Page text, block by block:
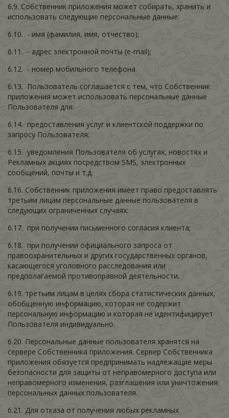
6.9. Собственник приложения может собирать, хранить и
использовать следующие персональные данные:
6.10. - имя (фамилия, имя, отчество);
6.11. - адрес электронной почты (e-mail);
6.12. - номер мобильного телефона.
6.13. Пользователь соглашается с тем, что Собственник
приложения может использовать персональные данные
Пользователя для:
6.14. предоставления услуг и клиентской поддержки по
запросу Пользователя;
6.15. уведомления Пользователя об услугах, новостях и
Рекламных акциях посредством SMS, электронных
сообщений, почты и т.д.
6.16. Собственник приложения имеет право предоставлять
третьим лицам персональные данные пользователя в
следующих ограниченных случаях:
6.17. при получении письменного согласия клиента;
6.18. при получении официального запроса от
правоохранительных и других государственных органов,
касающегося уголовного расследования или
предполагаемой противоправной деятельности.
6.19. третьим лицам в целях сбора статистических данных,
обобщенную информацию, которая не содержит
персональную информацию и которая не идентифицирует
Пользователя индивидуально.
6.20. Персональные данные пользователя хранятся на
сервере Собственника приложения. Сервер Собственника
приложения обязуется предпринимать надлежащие меры
безопасности для защиты от неправомерного доступа или
неправомерного изменения, разглашения или уничтожения
персональных данных пользователя.
6.21. Для отказа от получения любых рекламных